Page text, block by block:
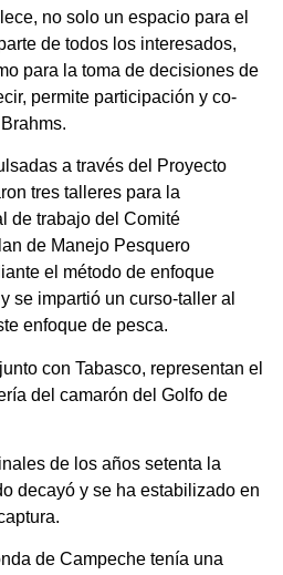
no solo un espacio para el
de todos los interesados,
para la toma de decisiones de
permite participación y co-
a través del Proyecto
tres talleres para la
de trabajo del Comité
de Manejo Pesquero
el método de enfoque
se impartió un curso-taller al
enfoque de pesca.
con Tabasco, representan el
del camarón del Golfo de
de los años setenta la
decayó y se ha estabilizado en
de Campeche tenía una